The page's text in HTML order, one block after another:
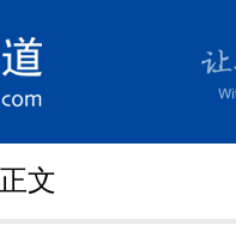
文